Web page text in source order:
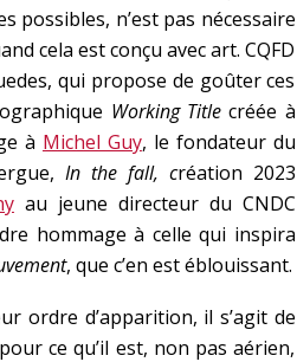
possibles, n’est pas nécessaire
cela est conçu avec art. CQFD
qui propose de goûter ces
Working Titlecréée à
à Michel Guy, le fondateur du
In the fall, création 2023
au jeune directeur du CNDC
hommage à celle qui inspira
, que c’en est éblouissant.
ordre d’apparition, il s’agit de
ce qu’il est, non pas aérien,